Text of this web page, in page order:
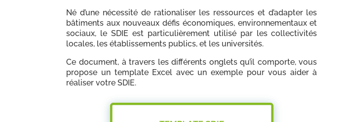
Né d’une nécessité de rationaliser les ressources et d’adapter les
bâtiments aux nouveaux défis économiques, environnementaux et
sociaux, le SDIE est particulièrement utilisé par les collectivités
locales, les établissements publics, et les universités.
Ce document, à travers les différents onglets qu’il comporte, vous
propose un template Excel avec un exemple pour vous aider à
réaliser votre SDIE.